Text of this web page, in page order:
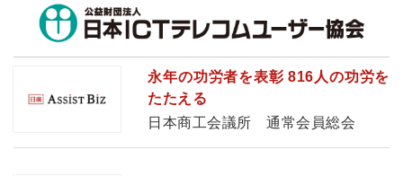
永年の功労者を表彰 816人の功労を
たたえる
日本商工会議所 通常会員総会